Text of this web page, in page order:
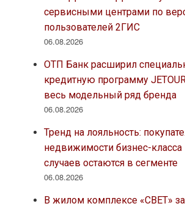
сервисными центрами по
пользователей 2ГИС
06.08.2026
ОТП Банк расширил
кредитную программу
весь модельный ряд бренда
06.08.2026
Тренд на лояльность:
недвижимости бизнес-класса
случаев остаются в сегменте
06.08.2026
В жилом комплексе «СВЕТ»